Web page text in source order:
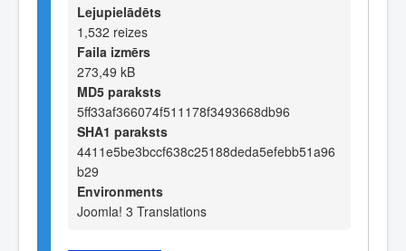
Lejupielādēts
1,532 reizes
Faila izmērs
273,49 kB
MD5 paraksts
5ff33af366074f511178f3493668db96
SHA1 paraksts
4411e5be3bccf638c25188deda5efebb51a96
b29
Environments
Joomla! 3 Translations